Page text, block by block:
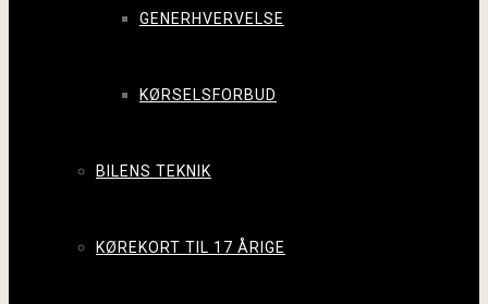
GENERHVERVELSE
KØRSELSFORBUD
BILENS TEKNIK
KØREKORT TIL 17 ÅRIGE